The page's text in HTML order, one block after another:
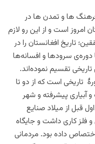
ها و تمدن ها در
امروز است و از این رو لازم
تاریخ افغانستان را در
دوره‌ی سرودها و افسانه‌ها
تقسیم نموده‌اند.
تاریخی است که از دو تا
آبیاری پیشرفته و شهر
قبل از میلاد صنایع
کاری داشت و جایگاه
داده بود. مردمانی